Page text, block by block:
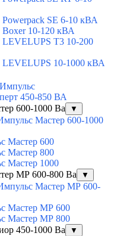
SE 6-10 кВА
10-120 кВА
T3 10-200
10-1000 кВА
450-850 ВА
600-1000 Ва
▼
Мастер 600-1000
Мастер 600
Мастер 800
Мастер 1000
МР 600-800 Ва
▼
Мастер МР 600-
Мастер МР 600
Мастер МР 800
450-1000 Ва
▼